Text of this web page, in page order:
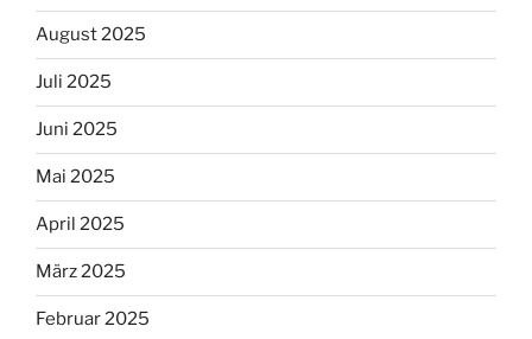
August 2025
Juli 2025
Juni 2025
Mai 2025
April 2025
März 2025
Februar 2025